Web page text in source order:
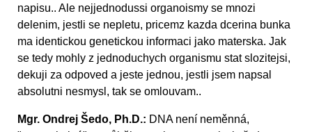
napisu.. Ale nejjednodussi organoismy se mnozi
delenim, jestli se nepletu, pricemz kazda dcerina bunka
ma identickou genetickou informaci jako materska. Jak
se tedy mohly z jednoduchych organismu stat slozitejsi,
dekuji za odpoved a jeste jednou, jestli jsem napsal
absolutni nesmysl, tak se omlouvam..
Mgr. Ondrej Šedo, Ph.D.: DNA není neměnná,